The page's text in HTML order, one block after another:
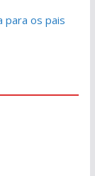
para os pais